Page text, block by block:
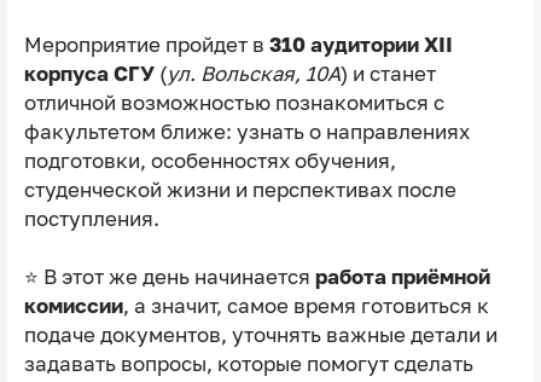
Мероприятие пройдет в 310 аудитории XII
корпуса СГУ(ул. Вольская, 10А) и станет
отличной возможностью познакомиться с
факультетом ближе: узнать о направлениях
подготовки, особенностях обучения,
студенческой жизни и перспективах после
поступления.
⭐️ В этот же день начинается работа приёмной
комиссии, а значит, самое время готовиться к
подаче документов, уточнять важные детали и
задавать вопросы, которые помогут сделать